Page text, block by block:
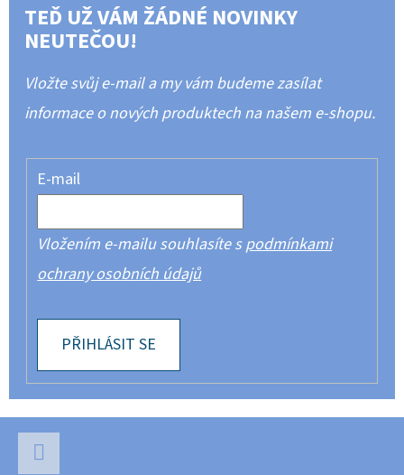
TEĎ UŽ VÁM ŽÁDNÉ NOVINKY
NEUTEČOU!
Vložte svůj e-mail a my vám budeme zasílat
informace o nových produktech na našem e-shopu.
E-mail
Vložením e-mailu souhlasíte spodmínkami
ochrany osobních údajů
PŘIHLÁSIT SE